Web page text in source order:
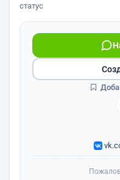
статус